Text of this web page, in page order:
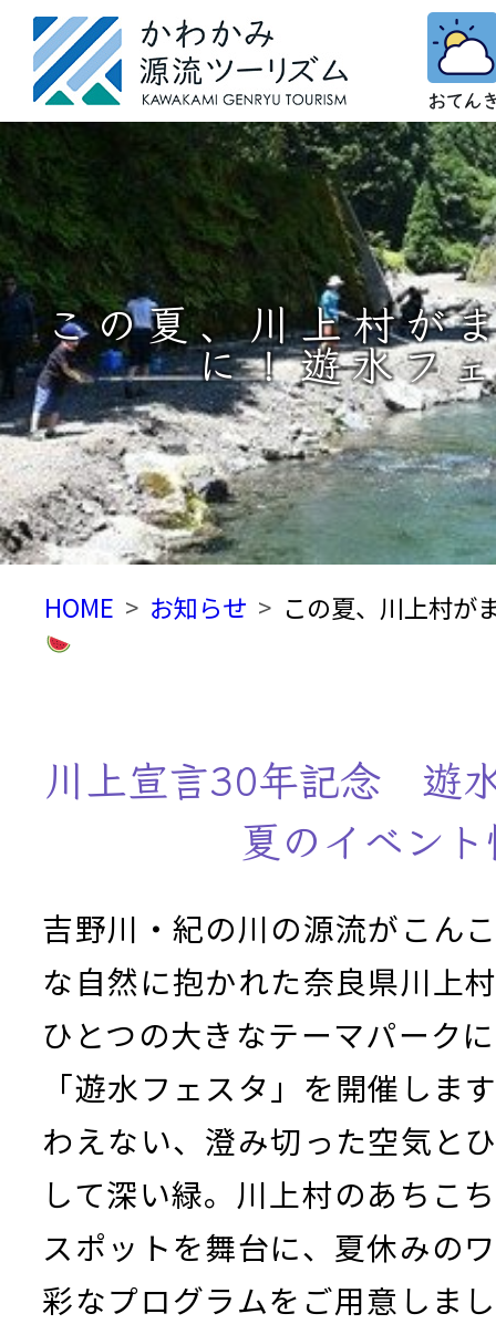
この夏、川上村が
に！遊水フ
HOME お知らせ この夏、川上村が
川上宣言30年記念 遊
夏のイベン
吉野川・紀の川の源流がこん
な自然に抱かれた奈良県川上
ひとつの大きなテーマパーク
「遊水フェスタ」を開催しま
わえない、澄み切った空気と
して深い緑。川上村のあちこ
スポットを舞台に、夏休みの
彩なプログラムをご用意しま